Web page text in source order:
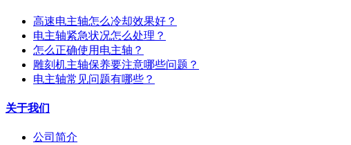
高速电主轴怎么冷却效果好？
电主轴紧急状况怎么处理？
怎么正确使用电主轴？
雕刻机主轴保养要注意哪些问题？
电主轴常见问题有哪些？
关于我们
公司简介